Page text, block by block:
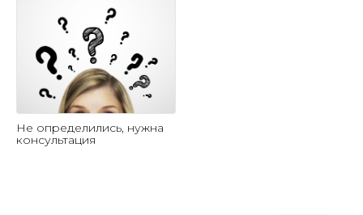
Не определились, нужна
консультация